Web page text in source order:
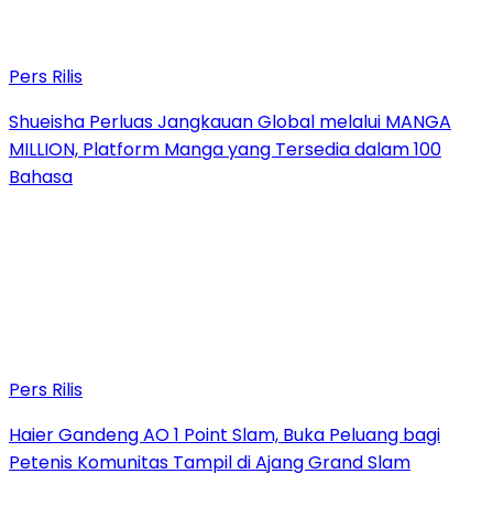
Pers Rilis
Shueisha Perluas Jangkauan Global melalui MANGA
MILLION, Platform Manga yang Tersedia dalam 100
Bahasa
Pers Rilis
Haier Gandeng AO 1 Point Slam, Buka Peluang bagi
Petenis Komunitas Tampil di Ajang Grand Slam